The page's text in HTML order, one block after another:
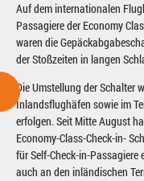
Auf dem internationalen
Passagiere der Economy
waren die
der Stoßzeiten in langen
Die Umstellung der Schalter
Inlandsflughäfen sowie im
erfolgen. Seit Mitte August
Economy-Class-Check-in-
für Self-Check-in-
auch an den inländischen